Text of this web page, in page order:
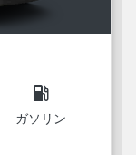
local_gas_station
ガソリン